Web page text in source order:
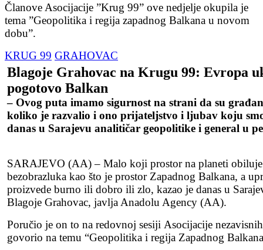
Članove Asocijacije ”Krug 99” ove nedjelje okupila je
tema ”Geopolitika i regija zapadnog Balkana u novom
dobu”.
KRUG 99 GRAHOVAC
Blagoje Grahovac na Krugu 99: Evropa
pogotovo Balkan
– Ovog puta imamo sigurnost na strani da su
koliko je razvalio i ono prijateljstvo i ljubav koju
danas u Sarajevu analitičar geopolitike i general u
SARAJEVO (AA) – Malo koji prostor na planeti
bezobrazluka kao što je prostor Zapadnog Balkana, a
proizvede burno ili dobro ili zlo, kazao je danas u
Blagoje Grahovac, javlja Anadolu Agency (AA).
Poručio je on to na redovnoj sesiji Asocijacije
govorio na temu “Geopolitika i regija Zapadnog